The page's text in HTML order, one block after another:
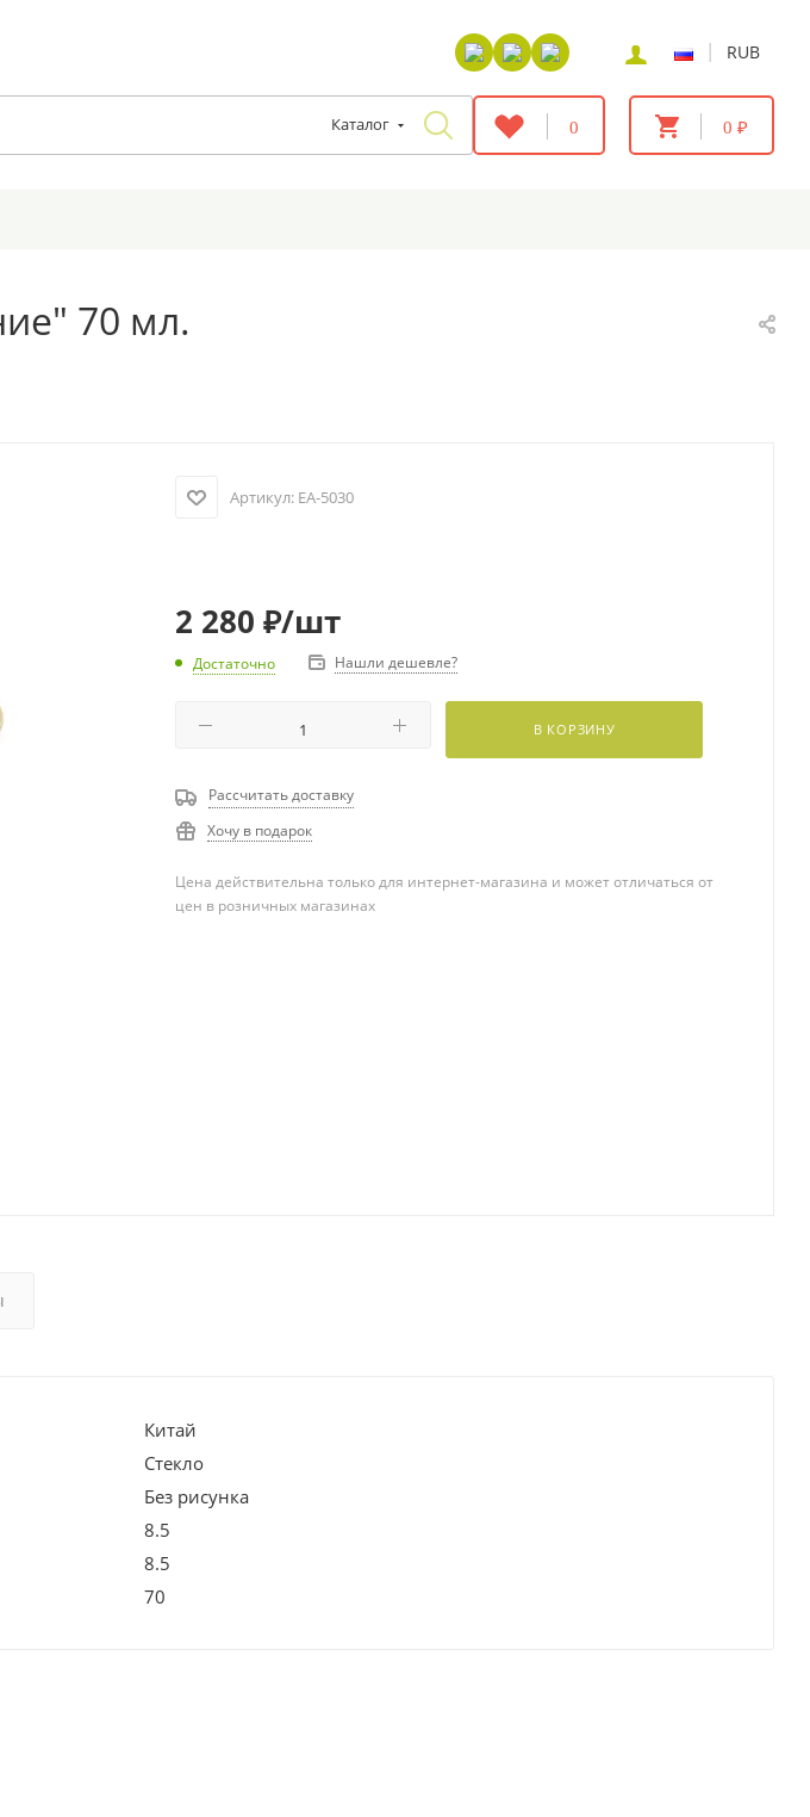
| RUB
Каталог 0 0 ₽
70 мл.
Артикул: EA-5030
2 280 ₽/шт
Достаточно Нашли дешевле?
В КОРЗИНУ
Рассчитать доставку
Хочу в подарок
Цена действительна только для интернет-магазина и может отличаться от
цен в розничных магазинах
Китай
Стекло
Без рисунка
8.5
8.5
70